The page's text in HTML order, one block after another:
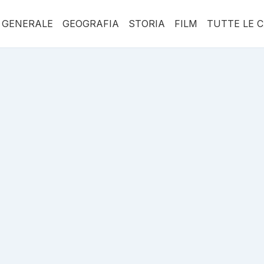
GEOGRAFIA STORIA FILM TUTTE LE